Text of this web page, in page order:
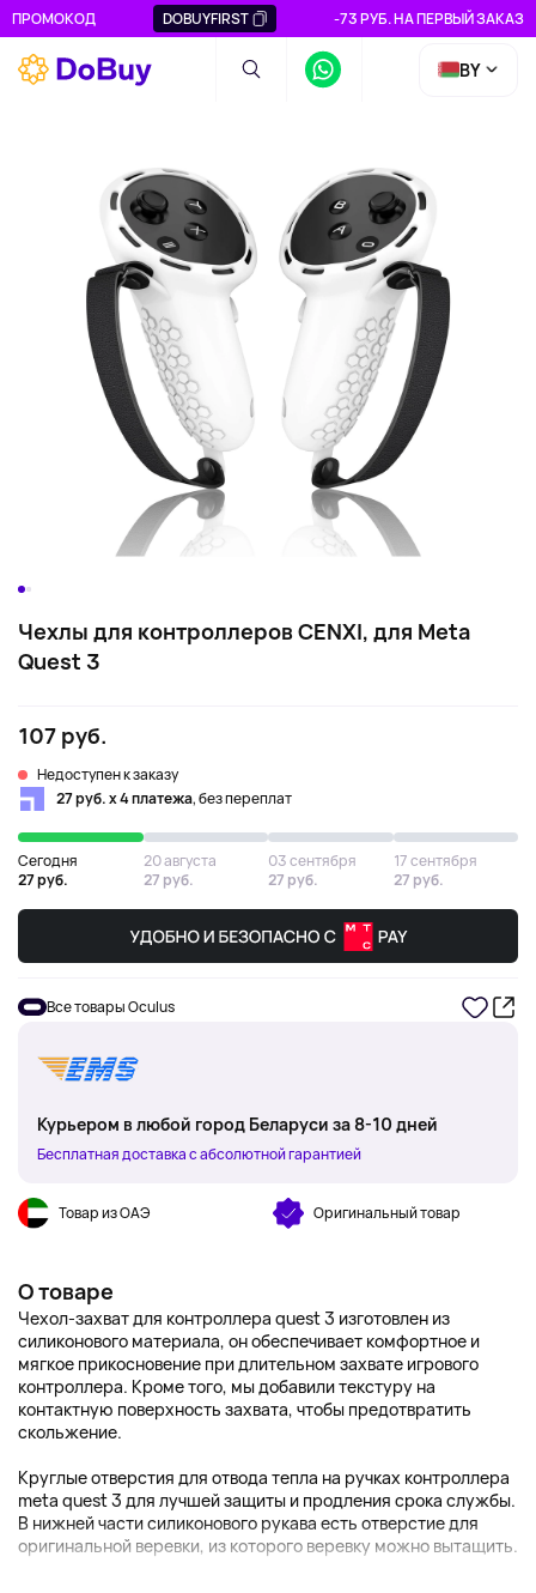
ПРОМОКОД DOBUYFIRST -73 РУБ. НА ПЕРВЫЙ ЗАКАЗ
BY
Чехлы для контроллеров CENXI, для Meta
Quest 3
107 руб.
Недоступен к заказу
27 руб. х 4 платежа, без переплат
Сегодня
27 руб.
20 августа
27 руб.
03 сентября
27 руб.
17 сентября
27 руб.
Все товары Oculus
Курьером в любой город Беларуси за 8-10 дней
Бесплатная доставка с абсолютной гарантией
Товар из ОАЭ Оригинальный товар
О товаре
Чехол-захват для контроллера quest 3 изготовлен из
силиконового материала, он обеспечивает комфортное и
мягкое прикосновение при длительном захвате игрового
контроллера. Кроме того, мы добавили текстуру на
контактную поверхность захвата, чтобы предотвратить
скольжение.
Круглые отверстия для отвода тепла на ручках контроллера
meta quest 3 для лучшей защиты и продления срока службы.
В нижней части силиконового рукава есть отверстие для
оригинальной веревки, из которого веревку можно вытащить.